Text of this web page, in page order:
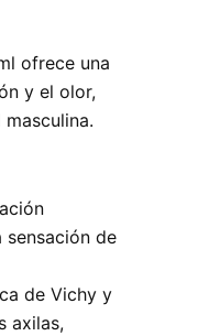
ofrece una
y el olor,
de
de Vichy y
axilas,